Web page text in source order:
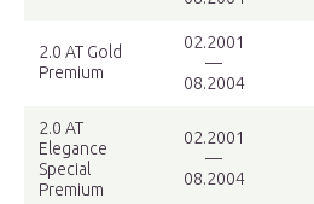
2.0 AT Gold
Premium
02.2001
—
08.2004
2.0 AT
Elegance
Special
Premium
02.2001
—
08.2004